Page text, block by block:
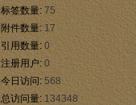
标签数量: 75
附件数量: 17
引用数量: 0
注册用户: 0
今日访问: 568
总访问量: 134348